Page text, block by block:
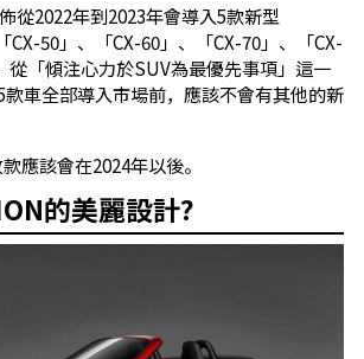
從2022年到2023年會導入5款新型
50」、「CX-60」、「CX-70」、「CX-
從「傾注心力於SUV為最優先事項」這一
車全部導入市場前，應該不會有其他的新
應該會在2024年以後。
的美麗設計?